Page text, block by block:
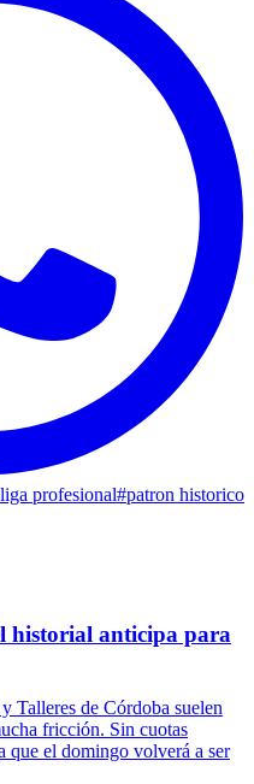
liga profesional#patron historico
historial anticipa para
Talleres de Córdoba suelen
fricción. Sin cuotas
que el domingo volverá a ser